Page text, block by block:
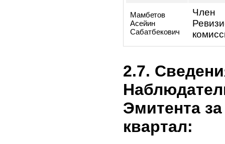
по
Нурлан
Сабырович
Муратович
Сулайманов